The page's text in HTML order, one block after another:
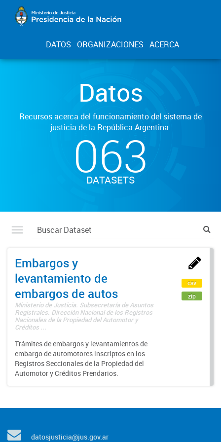
DATOS ORGANIZACIONES ACERCA
Datos
Recursos acerca del funcionamiento del sistema de
justicia de la República Argentina.
063
DATASETS
Embargos y
levantamiento de
embargos de autos
Ministerio de Justicia. Subsecretaría de Asuntos
Registrales. Dirección Nacional de los Registros
Nacionales de la Propiedad del Automotor y
Créditos ...
Trámites de embargos y levantamientos de
embargo de automotores inscriptos en los
Registros Seccionales de la Propiedad del
Automotor y Créditos Prendarios.
csv
zip
datosjusticia@jus.gov.ar